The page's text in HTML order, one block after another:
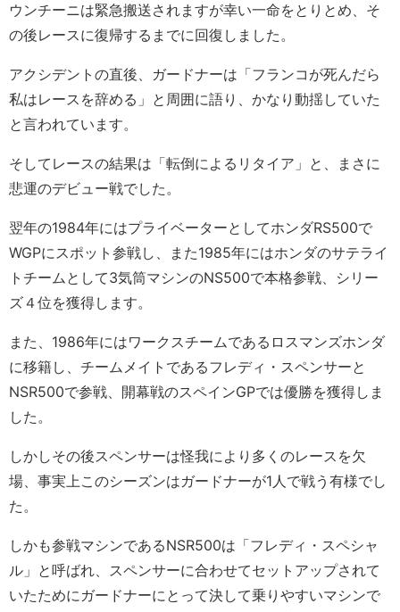
ウンチーニは緊急搬送されますが幸い一命をとりとめ、そ
の後レースに復帰するまでに回復しました。
アクシデントの直後、ガードナーは「フランコが死んだら
私はレースを辞める」と周囲に語り、かなり動揺していた
と言われています。
そしてレースの結果は「転倒によるリタイア」と、まさに
悲運のデビュー戦でした。
翌年の1984年にはプライベーターとしてホンダRS500で
WGPにスポット参戦し、また1985年にはホンダのサテライ
トチームとして3気筒マシンのNS500で本格参戦、シリー
ズ４位を獲得します。
また、1986年にはワークスチームであるロスマンズホンダ
に移籍し、チームメイトであるフレディ・スペンサーと
NSR500で参戦、開幕戦のスペインGPでは優勝を獲得しま
した。
しかしその後スペンサーは怪我により多くのレースを欠
場、事実上このシーズンはガードナーが1人で戦う有様でし
た。
しかも参戦マシンであるNSR500は「フレディ・スペシャ
ル」と呼ばれ、スペンサーに合わせてセットアップされて
いたためにガードナーにとって決して乗りやすいマシンで